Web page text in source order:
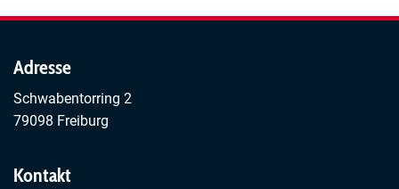
Adresse
Schwabentorring 2
79098 Freiburg
Kontakt